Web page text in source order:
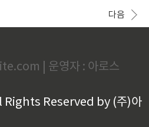
높게 책정돼 있습니
하기 그런데! 더 큰
우리가 할 수 있는
상 동작을 감지했고,
발표했어요.문제는
안에 ..
다음
| 운영자 : 아로스
Reserved by (주)아